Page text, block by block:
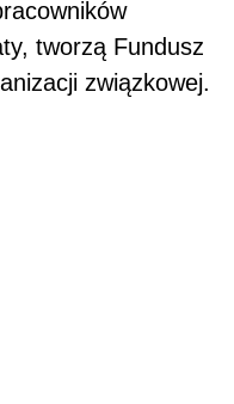
tworzą Fundusz
związkowej.